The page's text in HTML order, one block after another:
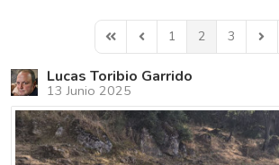
First PagePrevious Page
1 2 3
Lucas Toribio Garrido
13 Junio 2025